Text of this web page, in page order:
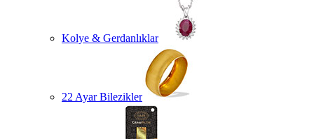
Kolye & Gerdanlıklar
22 Ayar Bilezikler